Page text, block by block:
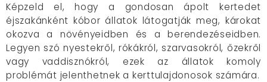
Képzeld el, hogy a gondosan ápolt kertedet
éjszakánként kóbor állatok látogatják meg, károkat
okozva a növényeidben és a berendezéseidben.
Legyen szó nyestekről, rókákról, szarvasokról, őzekről
vagy vaddisznókról, ezek az állatok komoly
problémát jelenthetnek a kerttulajdonosok számára.